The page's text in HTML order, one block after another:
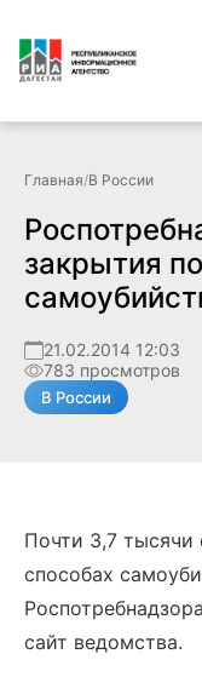
Главная/В России
закрытия
21.02.2014 12:03
783 просмотров
В России
Почти 3,7
способах
сайт ведомства.